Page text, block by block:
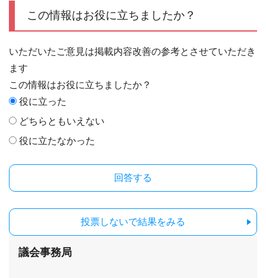
この情報はお役に立ちましたか？
いただいたご意見は掲載内容改善の参考とさせていただき
ます
この情報はお役に立ちましたか？
役に立った
どちらともいえない
役に立たなかった
投票しないで結果をみる
議会事務局